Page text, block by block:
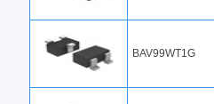
BAV99WT1G